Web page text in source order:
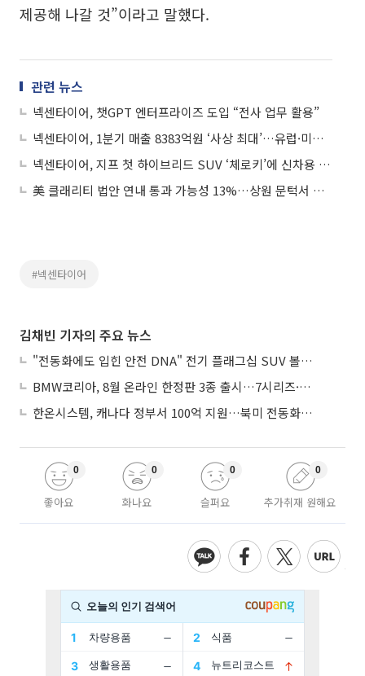
제공해 나갈 것”이라고 말했다.
관련 뉴스
넥센타이어, 챗GPT 엔터프라이즈 도입 “전사 업무 활용”
넥센타이어, 1분기 매출 8383억원 ‘사상 최대’…유럽·미국 판매 호조
넥센타이어, 지프 첫 하이브리드 SUV ‘체로키’에 신차용 타이어 공급
美 클래리티 법안 연내 통과 가능성 13%…상원 문턱서 제동
#넥센타이어
김채빈 기자의 주요 뉴스
"전동화에도 입힌 안전 DNA" 전기 플래그십 SUV 볼보 'EX90'
BMW코리아, 8월 온라인 한정판 3종 출시…7시리즈·X7·M340i 투어링
한온시스템, 캐나다 정부서 100억 지원…북미 전동화 시장 가속
좋아요
0
화나요
0
슬퍼요
0
추가취재 원해요
0